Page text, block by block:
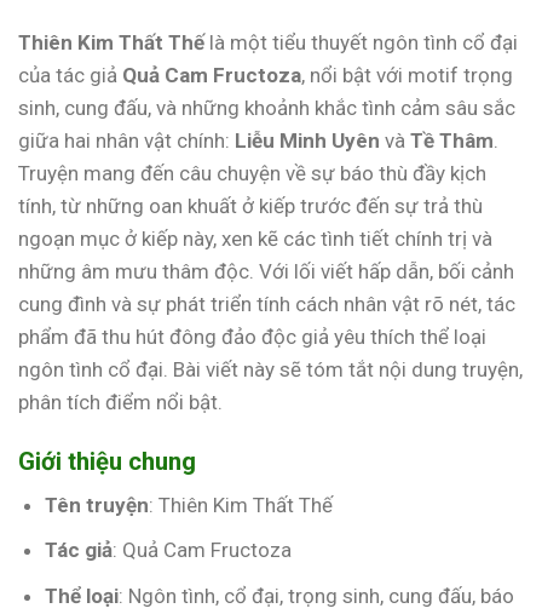
Thiên Kim Thất Thếlà một tiểu thuyết ngôn tình cổ đại
của tác giả Quả Cam Fructoza, nổi bật với motif trọng
sinh, cung đấu, và những khoảnh khắc tình cảm sâu sắc
giữa hai nhân vật chính: Liễu Minh Uyên và Tề Thâm
Truyện mang đến câu chuyện về sự báo thù đầy kịch
tính, từ những oan khuất ở kiếp trước đến sự trả thù
ngoạn mục ở kiếp này, xen kẽ các tình tiết chính trị và
những âm mưu thâm độc. Với lối viết hấp dẫn, bối cảnh
cung đình và sự phát triển tính cách nhân vật rõ nét, tác
phẩm đã thu hút đông đảo độc giả yêu thích thể loại
ngôn tình cổ đại. Bài viết này sẽ tóm tắt nội dung truyện,
phân tích điểm nổi bật.
Giới thiệu chung
Tên truyện: Thiên Kim Thất Thế
Tác giả: Quả Cam Fructoza
Thể loại: Ngôn tình, cổ đại, trọng sinh, cung đấu, báo